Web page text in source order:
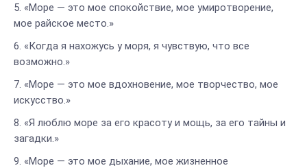
«Море — это мое спокойствие, мое умиротворение,
мое райское место.»
«Когда я нахожусь у моря, я чувствую, что все
возможно.»
«Море — это мое вдохновение, мое творчество, мое
искусство.»
«Я люблю море за его красоту и мощь, за его тайны и
загадки.»
«Море — это мое дыхание, мое жизненное